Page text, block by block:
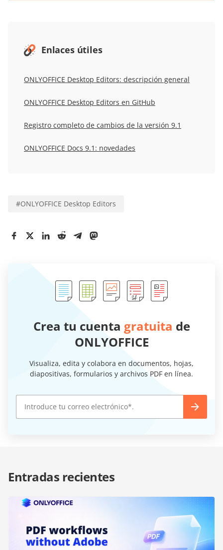
Enlaces útiles
ONLYOFFICE Desktop Editors: descripción general
ONLYOFFICE Desktop Editors en GitHub
Registro completo de cambios de la versión 9.1
ONLYOFFICE Docs 9.1: novedades
#ONLYOFFICE Desktop Editors
Crea tu cuenta gratuita de
ONLYOFFICE
Visualiza, edita y colabora en documentos, hojas,
diapositivas, formularios y archivos PDF en línea.
Entradas recientes